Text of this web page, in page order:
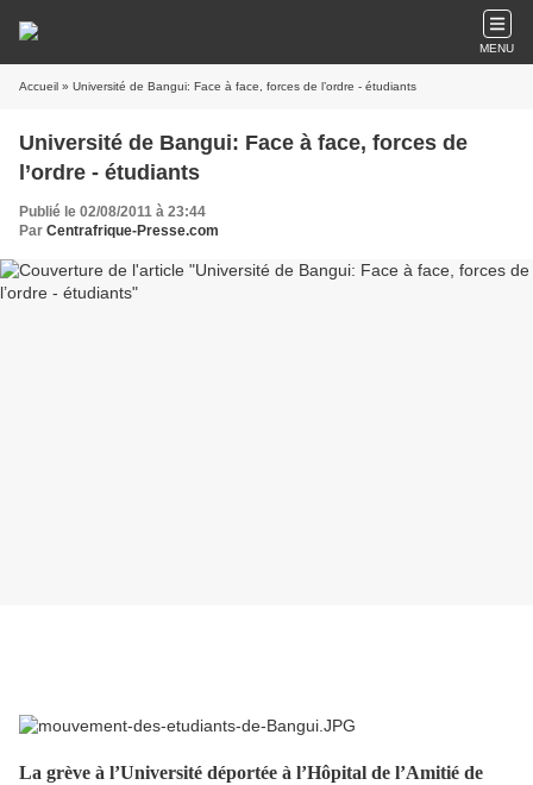
MENU
Accueil » Université de Bangui: Face à face, forces de l’ordre - étudiants
Université de Bangui: Face à face, forces de
l’ordre - étudiants
Publié le 02/08/2011 à 23:44
Par Centrafrique-Presse.com
La grève à l’Université déportée à l’Hôpital de l’Amitié de